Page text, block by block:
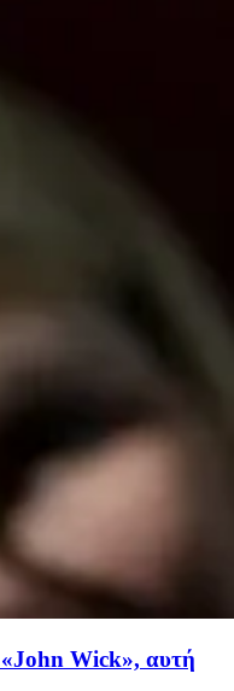
Wick», αυτή